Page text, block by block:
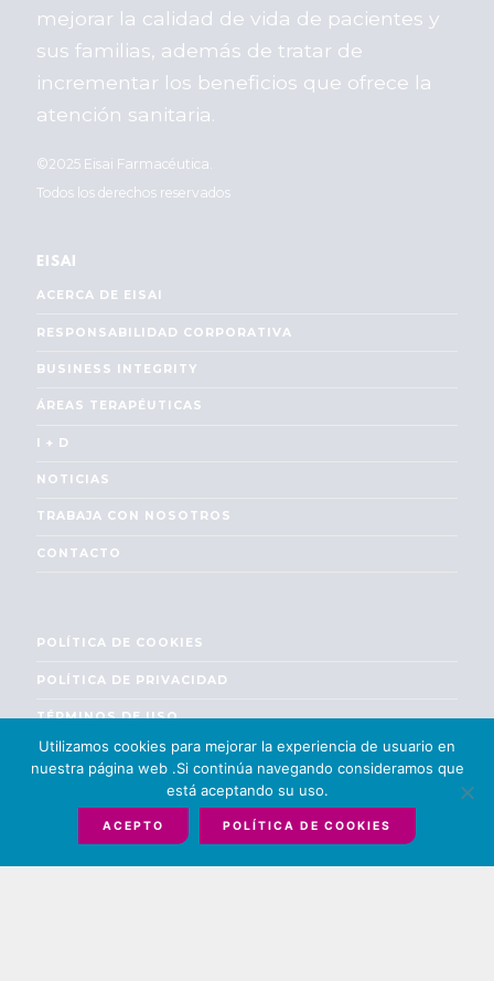
mejorar la calidad de vida de pacientes y
sus familias, además de tratar de
incrementar los beneficios que ofrece la
atención sanitaria.
©2025 Eisai Farmacéutica.
Todos los derechos reservados
EISAI
ACERCA DE EISAI
RESPONSABILIDAD CORPORATIVA
BUSINESS INTEGRITY
ÁREAS TERAPÉUTICAS
I + D
NOTICIAS
TRABAJA CON NOSOTROS
CONTACTO
POLÍTICA DE COOKIES
POLÍTICA DE PRIVACIDAD
TÉRMINOS DE USO
Utilizamos cookies para mejorar la experiencia de usuario en
nuestra página web .Si continúa navegando consideramos que
está aceptando su uso.
ACEPTO POLÍTICA DE COOKIES